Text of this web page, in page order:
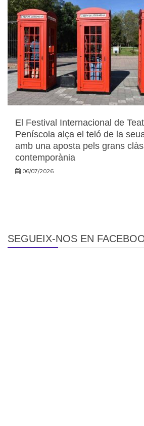
El Festival Internacional de
Peníscola alça el teló de la
amb una aposta pels grans
contemporània
06/07/2026
SEGUEIX-NOS EN